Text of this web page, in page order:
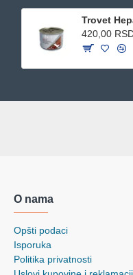
420,00
O nama
Opšti podaci
Isporuka
Politika privatnosti